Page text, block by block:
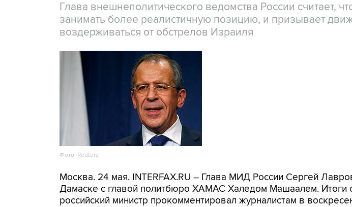
Глава внешнеполитического ведомства России считает,
занимать более реалистичную позицию, и призывает
воздерживаться от обстрелов Израиля
Фото: Reuters
Москва. 24 мая. INTERFAX.RU – Глава МИД России Сергей
Дамаске с главой политбюро ХАМАС Халедом Машаалем. Итоги
российский министр прокомментировал журналистам в